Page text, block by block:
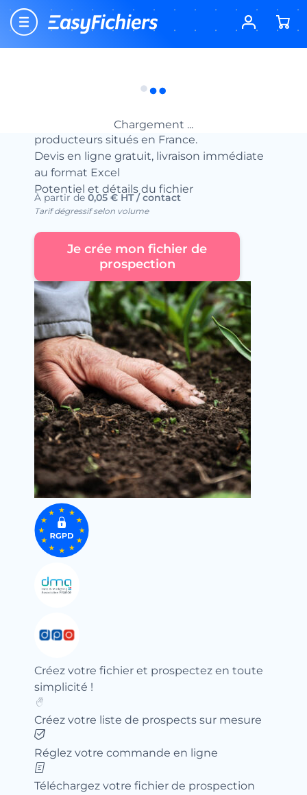
Chargement ...
Accueil
Fichiers d’entreprises
Le fichier complet des agriculteurs et
producteurs situés en France.
Devis en ligne gratuit, livraison immédiate
au format Excel
Potentiel et détails du fichier
À partir de 0,05 € HT / contact
Tarif dégressif selon volume
Je crée mon fichier de
prospection
Créez votre fichier et prospectez en toute
simplicité !
Créez votre liste de prospects sur mesure
Réglez votre commande en ligne
Téléchargez votre fichier de prospection